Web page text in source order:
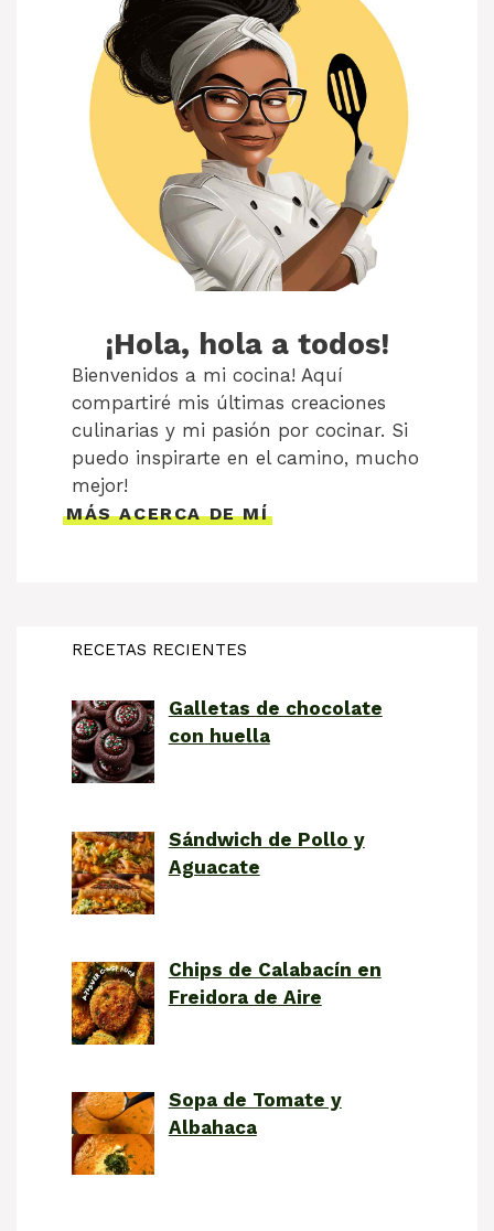
¡Hola, hola a todos!
Bienvenidos a mi cocina! Aquí
compartiré mis últimas creaciones
culinarias y mi pasión por cocinar. Si
puedo inspirarte en el camino, mucho
mejor!
MÁS ACERCA DE MÍ
RECETAS RECIENTES
Galletas de chocolate
con huella
Sándwich de Pollo y
Aguacate
Chips de Calabacín en
Freidora de Aire
Sopa de Tomate y
Albahaca